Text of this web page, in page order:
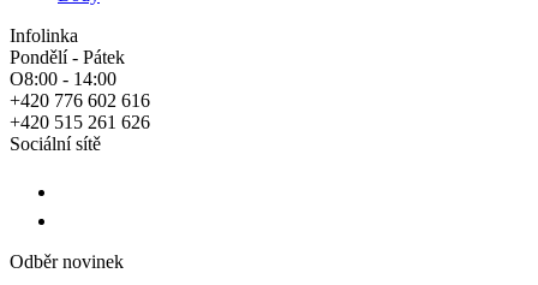
Infolinka
Pondělí - Pátek
O8:00 - 14:00
+420 776 602 616
+420 515 261 626
Sociální sítě
Odběr novinek